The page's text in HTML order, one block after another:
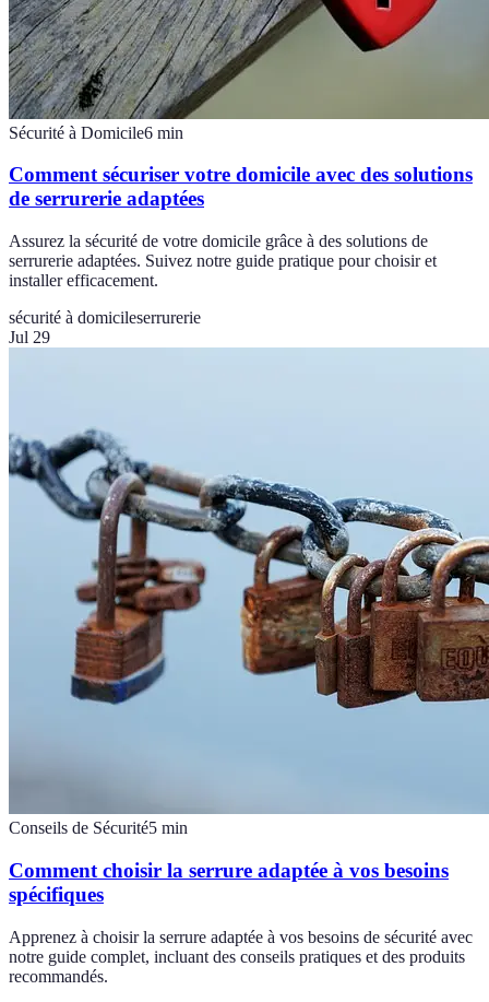
Sécurité à Domicile6 min
Comment sécuriser votre domicile avec des solutions
de serrurerie adaptées
Assurez la sécurité de votre domicile grâce à des solutions de
serrurerie adaptées. Suivez notre guide pratique pour choisir et
installer efficacement.
sécurité à domicileserrurerie
Jul 29
Conseils de Sécurité5 min
Comment choisir la serrure adaptée à vos besoins
spécifiques
Apprenez à choisir la serrure adaptée à vos besoins de sécurité avec
notre guide complet, incluant des conseils pratiques et des produits
recommandés.